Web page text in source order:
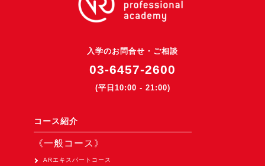
3D空間キャプチャーアプリ『Qoocan』
Apple Vision Pro アプリ開発研修
HoloLens 2 アプリ開発研修
《研究会》
入学のお問合せ・ご相談
03-6457-2600
(平日10:00 - 21:00)
コース紹介
《一般コース》
ARエキスパートコース